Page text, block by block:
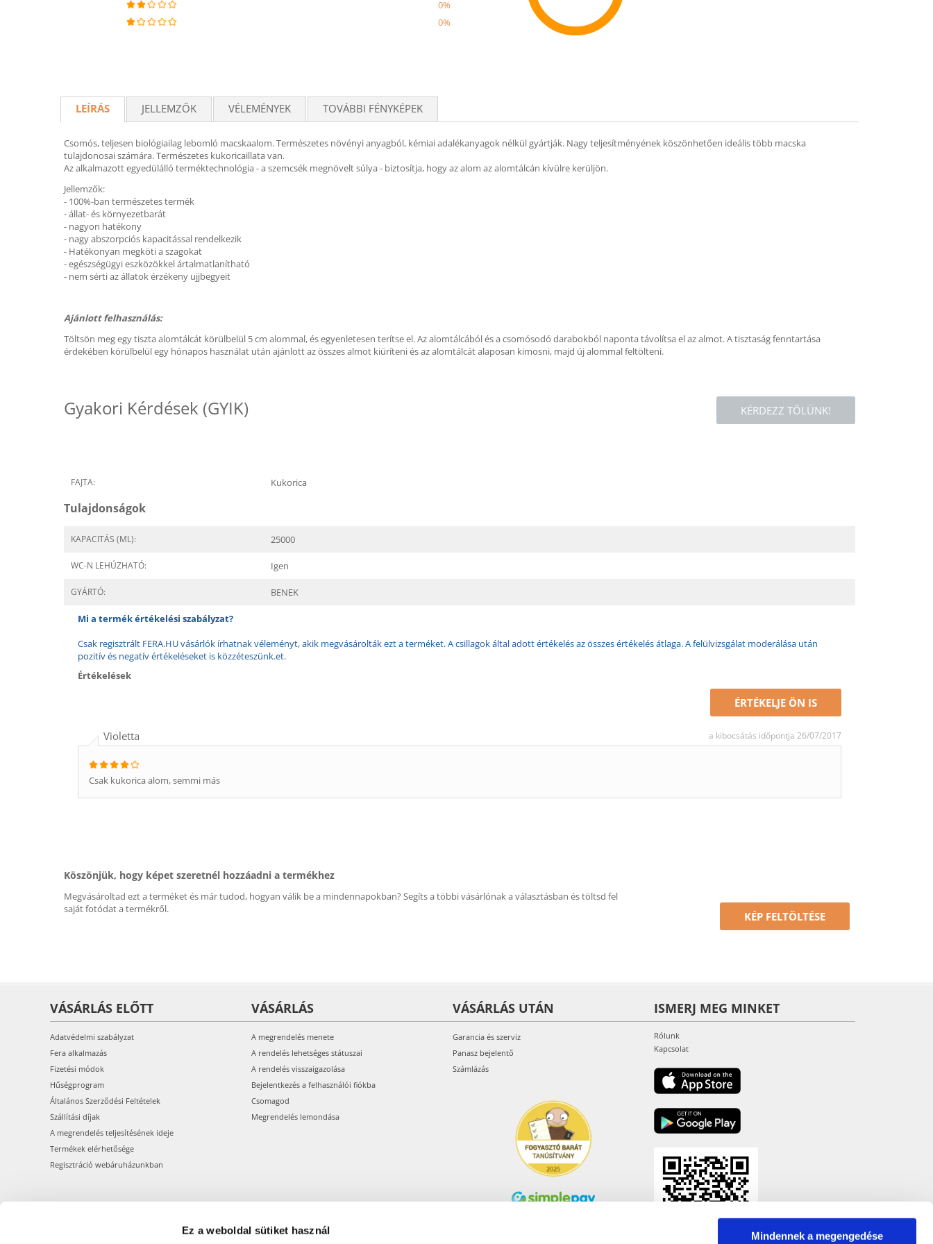
Ez a weboldal sütiket használ Mindennek a megengedése
0%
0%
LEÍRÁS JELLEMZŐK VÉLEMÉNYEK TOVÁBBI FÉNYKÉPEK
Csomós, teljesen biológiailag lebomló macskaalom. Természetes növényi anyagból, kémiai adalékanyagok nélkül gyártják. Nagy teljesítményének köszönhetően ideális több macska
tulajdonosai számára. Természetes kukoricaillata van.
Az alkalmazott egyedülálló terméktechnológia - a szemcsék megnövelt súlya - biztosítja, hogy az alom az alomtálcán kívülre kerüljön.
Jellemzők:
- 100%-ban természetes termék
- állat- és környezetbarát
- nagyon hatékony
- nagy abszorpciós kapacitással rendelkezik
- Hatékonyan megköti a szagokat
- egészségügyi eszközökkel ártalmatlanítható
- nem sérti az állatok érzékeny ujjbegyeit
Ajánlott felhasználás:
Töltsön meg egy tiszta alomtálcát körülbelül 5 cm alommal, és egyenletesen terítse el. Az alomtálcából és a csomósodó darabokból naponta távolítsa el az almot. A tisztaság fenntartása
érdekében körülbelül egy hónapos használat után ajánlott az összes almot kiüríteni és az alomtálcát alaposan kimosni, majd új alommal feltölteni.
KÉRDEZZ TŐLÜNK!
Gyakori Kérdések (GYIK)
FAJTA: Kukorica
Tulajdonságok
KAPACITÁS (ML): 25000
WC-N LEHÚZHATÓ: Igen
GYÁRTÓ: BENEK
Mi a termék értékelési szabályzat?
Csak regisztrált FERA.HU vásárlók írhatnak véleményt, akik megvásárolták ezt a terméket. A csillagok által adott értékelés az összes értékelés átlaga. A felülvizsgálat moderálása után
pozitív és negatív értékeléseket is közzéteszünk.et.
Értékelések
ÉRTÉKELJE ÖN IS
Violetta a kibocsátás időpontja 26/07/2017
Csak kukorica alom, semmi más
Köszönjük, hogy képet szeretnél hozzáadni a termékhez
Megvásároltad ezt a terméket és már tudod, hogyan válik be a mindennapokban? Segíts a többi vásárlónak a választásban és töltsd fel
saját fotódat a termékről.
KÉP FELTÖLTÉSE
VÁSÁRLÁS ELŐTT
Adatvédelmi szabályzat
Fera alkalmazás
Fizetési módok
Hűségprogram
Általános Szerződési Feltételek
Szállítási díjak
A megrendelés teljesítésének ideje
Termékek elérhetősége
Regisztráció webáruházunkban
VÁSÁRLÁS
A megrendelés menete
A rendelés lehetséges státuszai
A rendelés visszaigazolása
Bejelentkezés a felhasználói fiókba
Csomagod
Megrendelés lemondása
VÁSÁRLÁS UTÁN
Garancia és szerviz
Panasz bejelentő
Számlázás
ISMERJ MEG MINKET
Rólunk
Kapcsolat